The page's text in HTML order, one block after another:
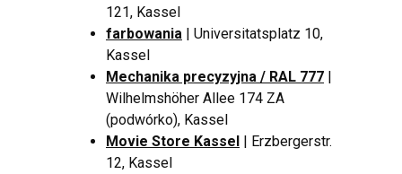
121, Kassel
farbowania | Universitatsplatz 10,
Kassel
Mechanika precyzyjna / RAL 777 |
Wilhelmshöher Allee 174 ZA
(podwórko), Kassel
Movie Store Kassel | Erzbergerstr.
12, Kassel